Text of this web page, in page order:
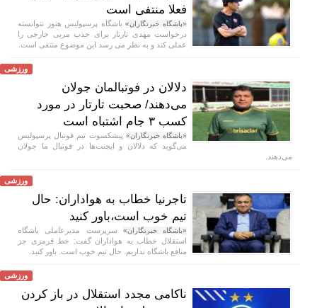
فعلا منتفی است
«باشگاه خبرنگاران»باشگاه پرسپولیس هنوز نتوانسته
درخواست مهدی تارتار برای جذب مربی خارجی را
عملی کند و به نظر می رسد این موضوع منتفی است.
ورزشی
دلالان در فوتبالمان جولان
می‌دهند/ صحبت تارتار در مورد
کسب ۳ جام اشتباه است
«باشگاه خبرنگاران» پیشکسوت تیم فوتبال پرسپولیس
می‌گوید که دلالان و ایجنت‌ها در فوتبال ما جولان
می‌دهند.
ورزشی
تاجرنیا خطاب به هواداران: حال
تیم خوب است،باور کنید
«باشگاه خبرنگاران» سرپرست مدیرعاملی باشگاه
استقلال خطاب به هواداران گفت: خط قرمزی جز
منافع باشگاه نداریم. حال تیم خوب است. باور کنید.
ورزشی
ناکامی مجدد استقلال در باز کردن